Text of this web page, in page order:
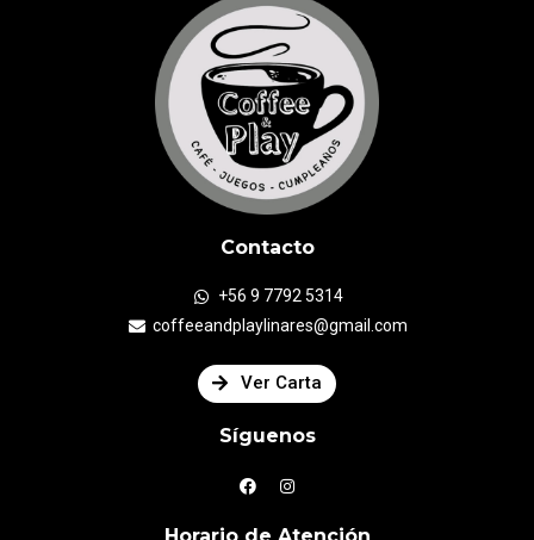
Contacto
+56 9 7792 5314
coffeeandplaylinares@gmail.com
Ver Carta
Síguenos